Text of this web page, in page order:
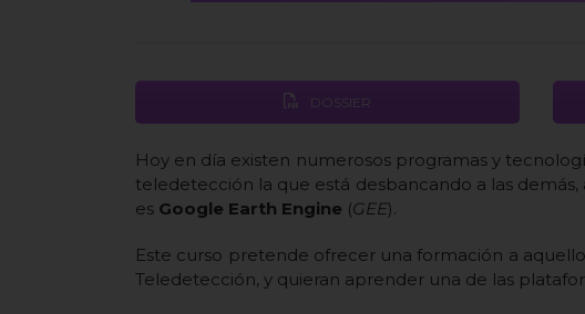
DOSSIER
Hoy en día existen numerosos programas y
teledetección la que está desbancando a las
es Google Earth Engine (GEE).
Este curso pretende ofrecer una formación a
Teledetección, y quieran aprender una de las